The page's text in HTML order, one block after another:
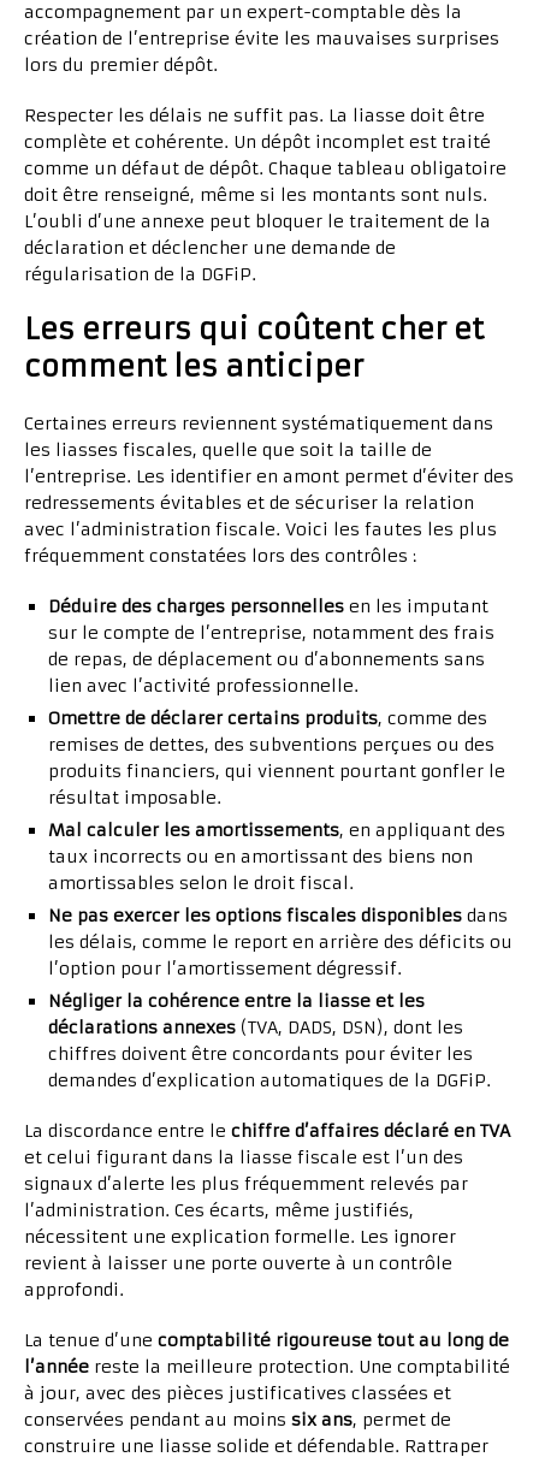
accompagnement par un expert-comptable dès la
création de l’entreprise évite les mauvaises surprises
lors du premier dépôt.
Respecter les délais ne suffit pas. La liasse doit être
complète et cohérente. Un dépôt incomplet est traité
comme un défaut de dépôt. Chaque tableau obligatoire
doit être renseigné, même si les montants sont nuls.
L’oubli d’une annexe peut bloquer le traitement de la
déclaration et déclencher une demande de
régularisation de la DGFiP.
Les erreurs qui coûtent cher et
comment les anticiper
Certaines erreurs reviennent systématiquement dans
les liasses fiscales, quelle que soit la taille de
l’entreprise. Les identifier en amont permet d’éviter des
redressements évitables et de sécuriser la relation
avec l’administration fiscale. Voici les fautes les plus
fréquemment constatées lors des contrôles :
Déduire des charges personnelles en les imputant
sur le compte de l’entreprise, notamment des frais
de repas, de déplacement ou d’abonnements sans
lien avec l’activité professionnelle.
Omettre de déclarer certains produits, comme des
remises de dettes, des subventions perçues ou des
produits financiers, qui viennent pourtant gonfler le
résultat imposable.
Mal calculer les amortissements, en appliquant des
taux incorrects ou en amortissant des biens non
amortissables selon le droit fiscal.
Ne pas exercer les options fiscales disponibles dans
les délais, comme le report en arrière des déficits ou
l’option pour l’amortissement dégressif.
Négliger la cohérence entre la liasse et les
déclarations annexes (TVA, DADS, DSN), dont les
chiffres doivent être concordants pour éviter les
demandes d’explication automatiques de la DGFiP.
La discordance entre le chiffre d’affaires déclaré en TVA
et celui figurant dans la liasse fiscale est l’un des
signaux d’alerte les plus fréquemment relevés par
l’administration. Ces écarts, même justifiés,
nécessitent une explication formelle. Les ignorer
revient à laisser une porte ouverte à un contrôle
approfondi.
La tenue d’une comptabilité rigoureuse tout au long de
l’année reste la meilleure protection. Une comptabilité
à jour, avec des pièces justificatives classées et
conservées pendant au moins six ans, permet de
construire une liasse solide et défendable. Rattraper